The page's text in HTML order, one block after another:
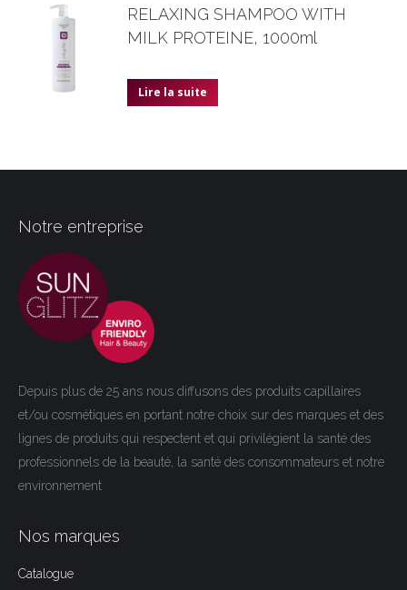
RELAXING SHAMPOO WITH
MILK PROTEINE, 1000ml
Lire la suite
Notre entreprise
Depuis plus de 25 ans nous diffusons des produits capillaires
et/ou cosmétiques en portant notre choix sur des marques et des
lignes de produits qui respectent et qui privilégient la santé des
professionnels de la beauté, la santé des consommateurs et notre
environnement
Nos marques
Catalogue